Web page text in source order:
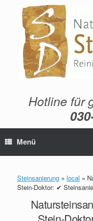
springen
Hotline für
Menü
Steinsanierung » local »
Stein-Doktor: ✔